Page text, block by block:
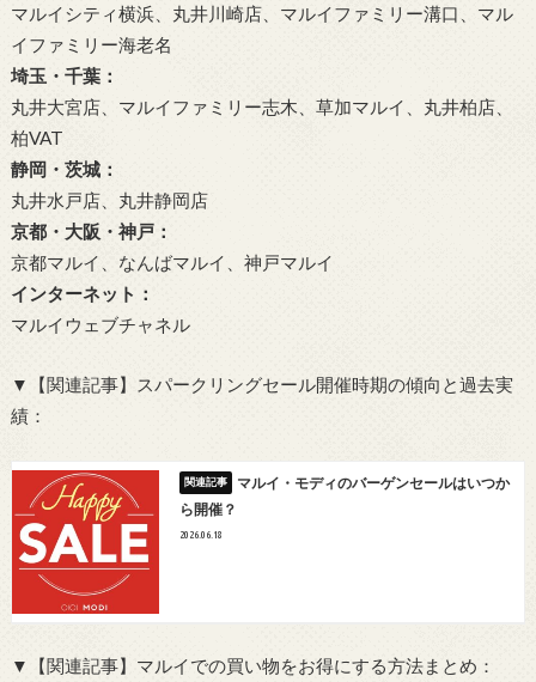
マルイシティ横浜、丸井川崎店、マルイファミリー溝口、マル
イファミリー海老名
埼玉・千葉：
丸井大宮店、マルイファミリー志木、草加マルイ、丸井柏店、
柏VAT
静岡・茨城：
丸井水戸店、丸井静岡店
京都・大阪・神戸：
京都マルイ、なんばマルイ、神戸マルイ
インターネット：
マルイウェブチャネル
▼【関連記事】スパークリングセール開催時期の傾向と過去実
績：
マルイ・モディのバーゲンセールはいつか
ら開催？
2026.06.18
▼【関連記事】マルイでの買い物をお得にする方法まとめ：